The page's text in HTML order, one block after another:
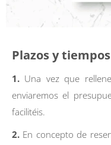
Plazos y
1. Una vez que
enviaremos el
facilitéis.
2. En concepto de